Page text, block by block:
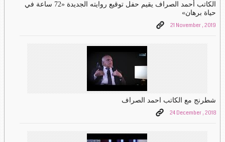
الكاتب أحمد الصراف يقيم حفل توقيع روايته الجديدة «72 ساعة في
حياة برهان»
21 November , 2019
شطرنج مع الكاتب احمد الصراف
24 December , 2018